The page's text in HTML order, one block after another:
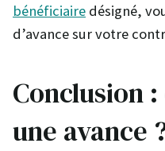
bénéficiaire désigné,
d’avance sur votre
Conclusion
une avance